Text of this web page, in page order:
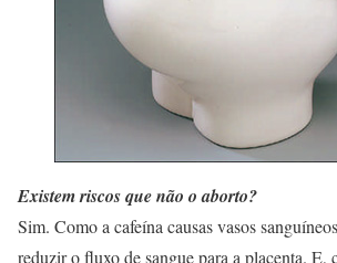
Existem riscos que não o aborto?
Sim. Como a cafeína causas vasos
reduzir o fluxo de sangue para a placenta. E,